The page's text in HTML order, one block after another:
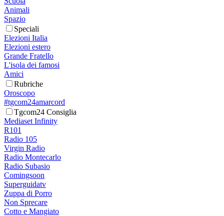
Animali
Spazio
Speciali
Elezioni Italia
Elezioni estero
Grande Fratello
L'isola dei famosi
Amici
Rubriche
Oroscopo
#tgcom24amarcord
Tgcom24 Consiglia
Mediaset Infinity
R101
Radio 105
Virgin Radio
Radio Montecarlo
Radio Subasio
Comingsoon
Superguidatv
Zuppa di Porro
Non Sprecare
Cotto e Mangiato